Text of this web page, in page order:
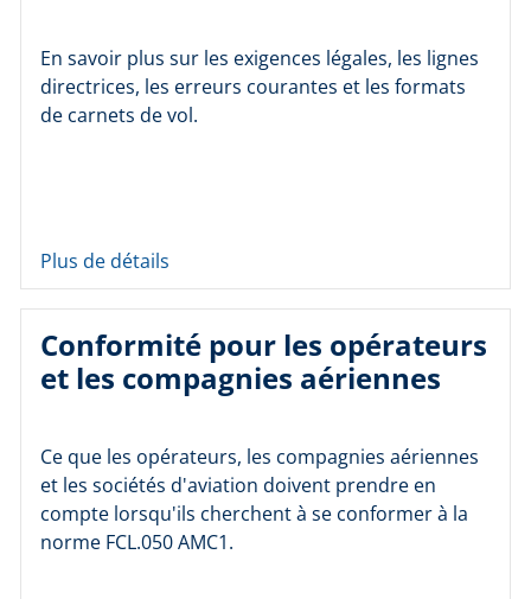
En savoir plus sur les exigences légales, les lignes
directrices, les erreurs courantes et les formats
de carnets de vol.
Plus de détails
Conformité pour les opérateurs
et les compagnies aériennes
Ce que les opérateurs, les compagnies aériennes
et les sociétés d'aviation doivent prendre en
compte lorsqu'ils cherchent à se conformer à la
norme FCL.050 AMC1.